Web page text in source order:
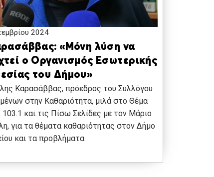
2024
«Μόνη λύση να
ο Οργανισμός Εσωτερικής
του Δήμου»
Καρασάββας, πρόεδρος του Συλλόγου
στην Καθαριότητα, μιλά στο Θέμα
103.1 και τις Πίσω Σελίδες με τον Μάριο
για τα θέματα καθαριότητας στον Δήμο
και τα προβλήματα